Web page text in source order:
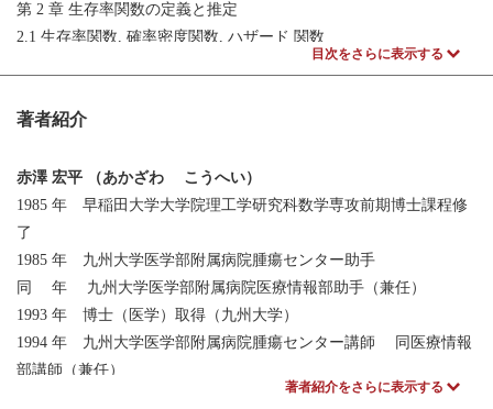
第 2 章 生存率関数の定義と推定
2.1 生存率関数, 確率密度関数, ハザード 関数
3.1 生存率推定の事例
の推定—
3.3 Kaplan-Meier 法の公式
3.4 Kaplan-Meier 法による生存率推定の例 —その 2
3.5 生存時間の中央値
3.6 推定生存率に対する漸近分散
3.7 Kaplan-Meier 法以外の生存率の推定方法
第 4 章 生存率の差の検定
目次をさらに表示する
著者紹介
赤澤 宏平 （あかざわ こうへい）
1985 年 早稲田大学大学院理工学研究科数学専攻前期博士課程修
了
1985 年 九州大学医学部附属病院腫瘍センター助手
同 年 九州大学医学部附属病院医療情報部助手（兼任）
1993 年 博士（医学）取得（九州大学）
1994 年 九州大学医学部附属病院腫瘍センター講師 同医療情報
部講師（兼任）
1995 年 米国サウスカロライナ大学ポストド クトラル・フェロー
著者紹介をさらに表示する